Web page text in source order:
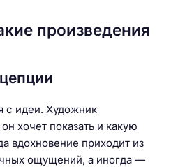
произведения
с идеи. Художник
хочет показать и какую
вдохновение приходит из
ощущений, а иногда —